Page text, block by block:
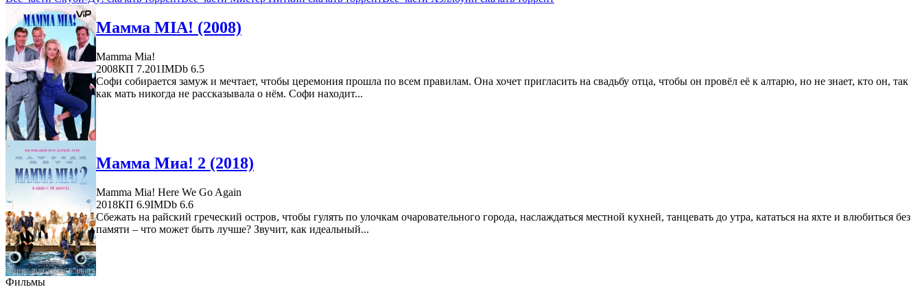
Мамма MIA! (2008)
Mamma Mia!
2008КП 7.201IMDb 6.5
Софи собирается замуж и мечтает, чтобы церемония прошла по всем правилам. Она хочет пригласить на свадьбу отца, чтобы он провёл её к алтарю, но не знает, кто он, так
как мать никогда не рассказывала о нём. Софи находит...
Мамма Миа! 2 (2018)
Mamma Mia! Here We Go Again
2018КП 6.9IMDb 6.6
Сбежать на райский греческий остров, чтобы гулять по улочкам очаровательного города, наслаждаться местной кухней, танцевать до утра, кататься на яхте и влюбиться без
памяти – что может быть лучше? Звучит, как идеальный...
Фильмы